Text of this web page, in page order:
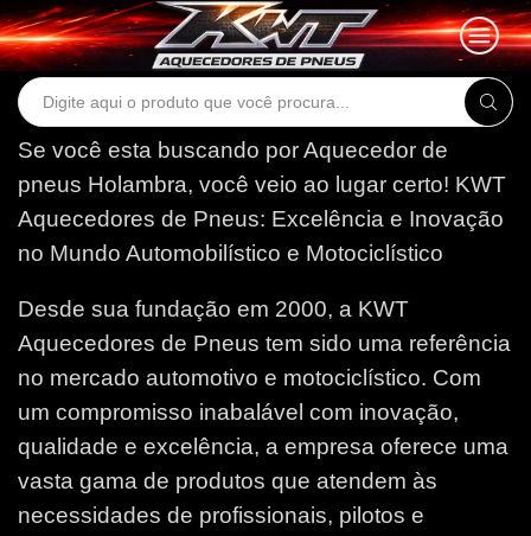
Search
Se você esta buscando por Aquecedor de
pneus Holambra, você veio ao lugar certo! KWT
Aquecedores de Pneus: Excelência e Inovação
no Mundo Automobilístico e Motociclístico
Desde sua fundação em 2000, a KWT
Aquecedores de Pneus tem sido uma referência
no mercado automotivo e motociclístico. Com
um compromisso inabalável com inovação,
qualidade e excelência, a empresa oferece uma
vasta gama de produtos que atendem às
necessidades de profissionais, pilotos e